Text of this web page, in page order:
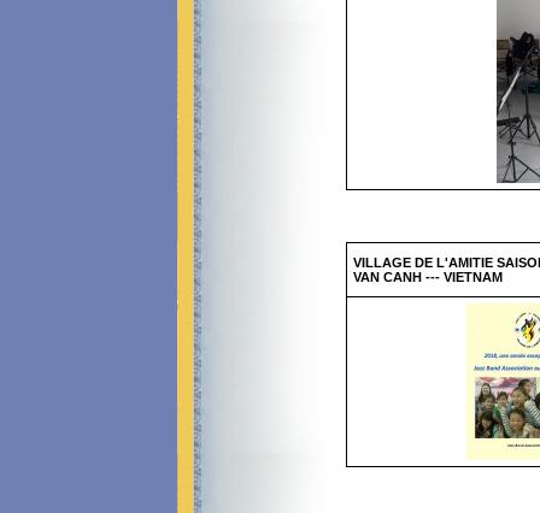
VILLAGE DE L'AMITIE
VAN CANH --- VIETNAM